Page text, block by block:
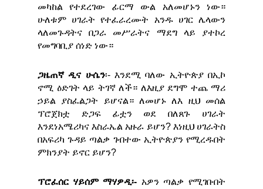
መካከል የተደረገው ፊርማ ውል አለመሆኑን ነው።
ሁለቱም ሀገራት የተፈራረሙት አንዱ ሀገር ሌላውን
ላለመጉዳትና በጋራ መሥራትና ማደግ ላይ ያተኮረ
የመግባቢያ ሰነድ ነው።
ጋዜጠኛ ዲና ሁሴን፡- እንደሚ ባለው ኢትዮጵያ በኢኮ
ኖሚ ዕድገት ላይ ትገኛ ለች። ለእዚያ ደግሞ ተጨ ማሪ
ኃይል ያስፈልጋት ይሆናል። ለመሆኑ ለእ ዚህ መሰል
ፕሮጀክቷ ድጋፍ ፊቷን ወደ በለጸጉ ሀገራት
እንደነአሜሪካና እስራኤል አዙራ ይሆን? እነዚህ ሀገራትስ
በአፍሪካ ጉዳይ ጣልቃ ገብተው ኢትዮጵያን የሚረዱበት
ምክንያት ይኖር ይሆን?
ፕሮፈሰር ሃይሰም ማሃዎዲ፡- አዎን ጣልቃ የሚገቡበት